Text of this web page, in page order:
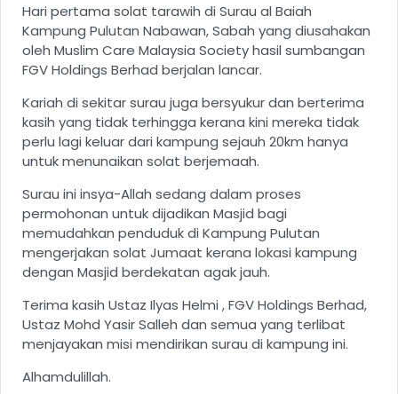
Hari pertama solat tarawih di Surau al Baiah
Kampung Pulutan Nabawan, Sabah yang diusahakan
oleh Muslim Care Malaysia Society hasil sumbangan
FGV Holdings Berhad berjalan lancar.
Kariah di sekitar surau juga bersyukur dan berterima
kasih yang tidak terhingga kerana kini mereka tidak
perlu lagi keluar dari kampung sejauh 20km hanya
untuk menunaikan solat berjemaah.
Surau ini insya-Allah sedang dalam proses
permohonan untuk dijadikan Masjid bagi
memudahkan penduduk di Kampung Pulutan
mengerjakan solat Jumaat kerana lokasi kampung
dengan Masjid berdekatan agak jauh.
Terima kasih Ustaz Ilyas Helmi , FGV Holdings Berhad,
Ustaz Mohd Yasir Salleh dan semua yang terlibat
menjayakan misi mendirikan surau di kampung ini.
Alhamdulillah.